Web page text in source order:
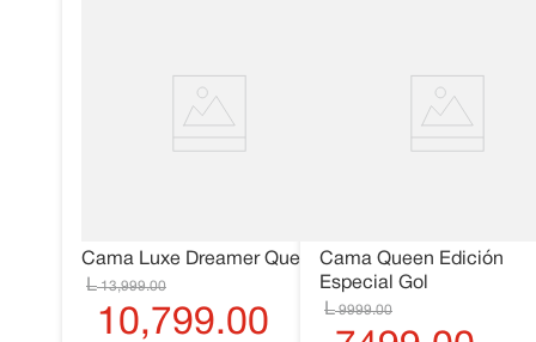
Cama Luxe Dreamer Queen
13,999.00
10, 799.00
Cama Queen Edición
Especial Gol
9999.00